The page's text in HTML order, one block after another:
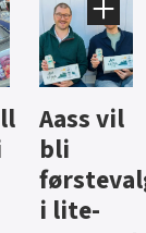
Hard
iste fra
Hansa